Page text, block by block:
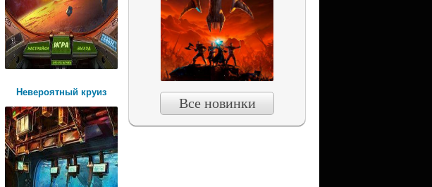
Невероятный круиз
Все новинки